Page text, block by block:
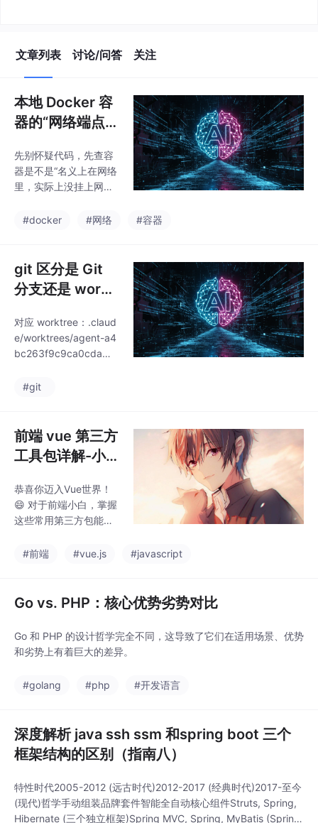
文章列表 讨论/问答 关注
本地 Docker 容
器的“网络端点状
速修复
先别怀疑代码，先查容
器是不是“名义上在网络
里，实际上没挂上网络
码故障，核心是本地 Do
以确定是这类问题。
#docker #网络 #容器
git 区分是 Git
分支还是 workt
对应 worktree：.claud
e/worktrees/agent-a4
bc263f9c9ca0cda。
ent-a4bc263f9c9ca0
e-agent-a4bc263f9c
9ca0cda。表示：这个
分支当前被某个 worktr
接。，必须先处理 work
tree。说明它是一个
#git
前端 vue 第三方
工具包详解-小
恭喜你迈入Vue世界！
😄 对于前端小白，掌握
这些常用第三方包能极
质量。以下是Vue生态
#前端 #vue.js #javascript
Go vs. PHP：核心优势劣势对比
Go 和 PHP 的设计哲学完全不同，这导致了它们在适用场景、优势
和劣势上有着巨大的差异。
#golang #php #开发语言
深度解析 java ssh ssm 和spring boot 三个
框架结构的区别（指南八）
特性时代2005-2012 (远古时代)2012-2017 (经典时代)2017-至今
(现代)哲学手动组装品牌套件智能全自动核心组件Struts, Spring,
Hibernate (三个独立框架)Spring MVC, Spring, MyBatis (Spring